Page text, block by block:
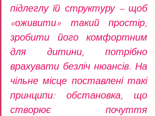
підлеглу їй структуру – щоб
«оживити» такий простір,
зробити його комфортним
для дитини, потрібно
врахувати безліч нюансів. На
чільне місце поставлені такі
принципи: обстановка, що
створює почуття